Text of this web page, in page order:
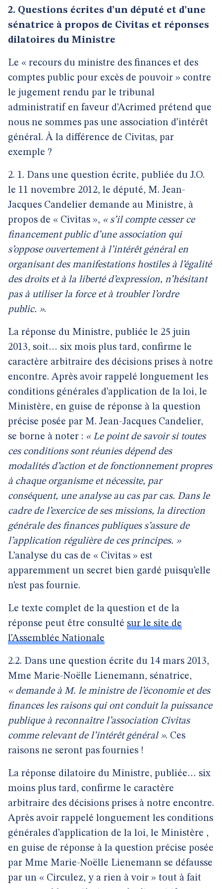
2. Questions écrites d’un député et d’une
sénatrice à propos de Civitas et réponses
dilatoires du Ministre
Le « recours du ministre des finances et des
comptes public pour excès de pouvoir » contre
le jugement rendu par le tribunal
administratif en faveur d’Acrimed prétend que
nous ne sommes pas une association d’intérêt
général. À la différence de Civitas, par
exemple ?
2. 1. Dans une question écrite, publiée du J.O.
le 11 novembre 2012, le député, M. Jean-
Jacques Candelier demande au Ministre, à
propos de « Civitas », « s’il compte cesser ce
financement public d’une association qui
s’oppose ouvertement à l’intérêt général en
organisant des manifestations hostiles à l’égalité
des droits et à la liberté d’expression, n’hésitant
pas à utiliser la force et à troubler l’ordre
public. ».
La réponse du Ministre, publiée le 25 juin
2013, soit… six mois plus tard, confirme le
caractère arbitraire des décisions prises à notre
encontre. Après avoir rappelé longuement les
conditions générales d’application de la loi, le
Ministère, en guise de réponse à la question
précise posée par M. Jean-Jacques Candelier,
se borne à noter : « Le point de savoir si toutes
ces conditions sont réunies dépend des
modalités d’action et de fonctionnement propres
à chaque organisme et nécessite, par
conséquent, une analyse au cas par cas. Dans le
cadre de l’exercice de ses missions, la direction
générale des finances publiques s’assure de
l’application régulière de ces principes. »
L’analyse du cas de « Civitas » est
apparemment un secret bien gardé puisqu’elle
n’est pas fournie.
Le texte complet de la question et de la
réponse peut être consulté sur le site de
l’Assemblée Nationale
2.2. Dans une question écrite du 14 mars 2013,
Mme Marie-Noëlle Lienemann, sénatrice,
« demande à M. le ministre de l’économie et des
finances les raisons qui ont conduit la puissance
publique à reconnaître l’association Civitas
comme relevant de l’intérêt général ». Ces
raisons ne seront pas fournies !
La réponse dilatoire du Ministre, publiée… six
moins plus tard, confirme le caractère
arbitraire des décisions prises à notre encontre.
Après avoir rappelé longuement les conditions
générales d’application de la loi, le Ministère ,
en guise de réponse à la question précise posée
par Mme Marie-Noëlle Lienemann se défausse
par un « Circulez, y a rien à voir » tout à fait